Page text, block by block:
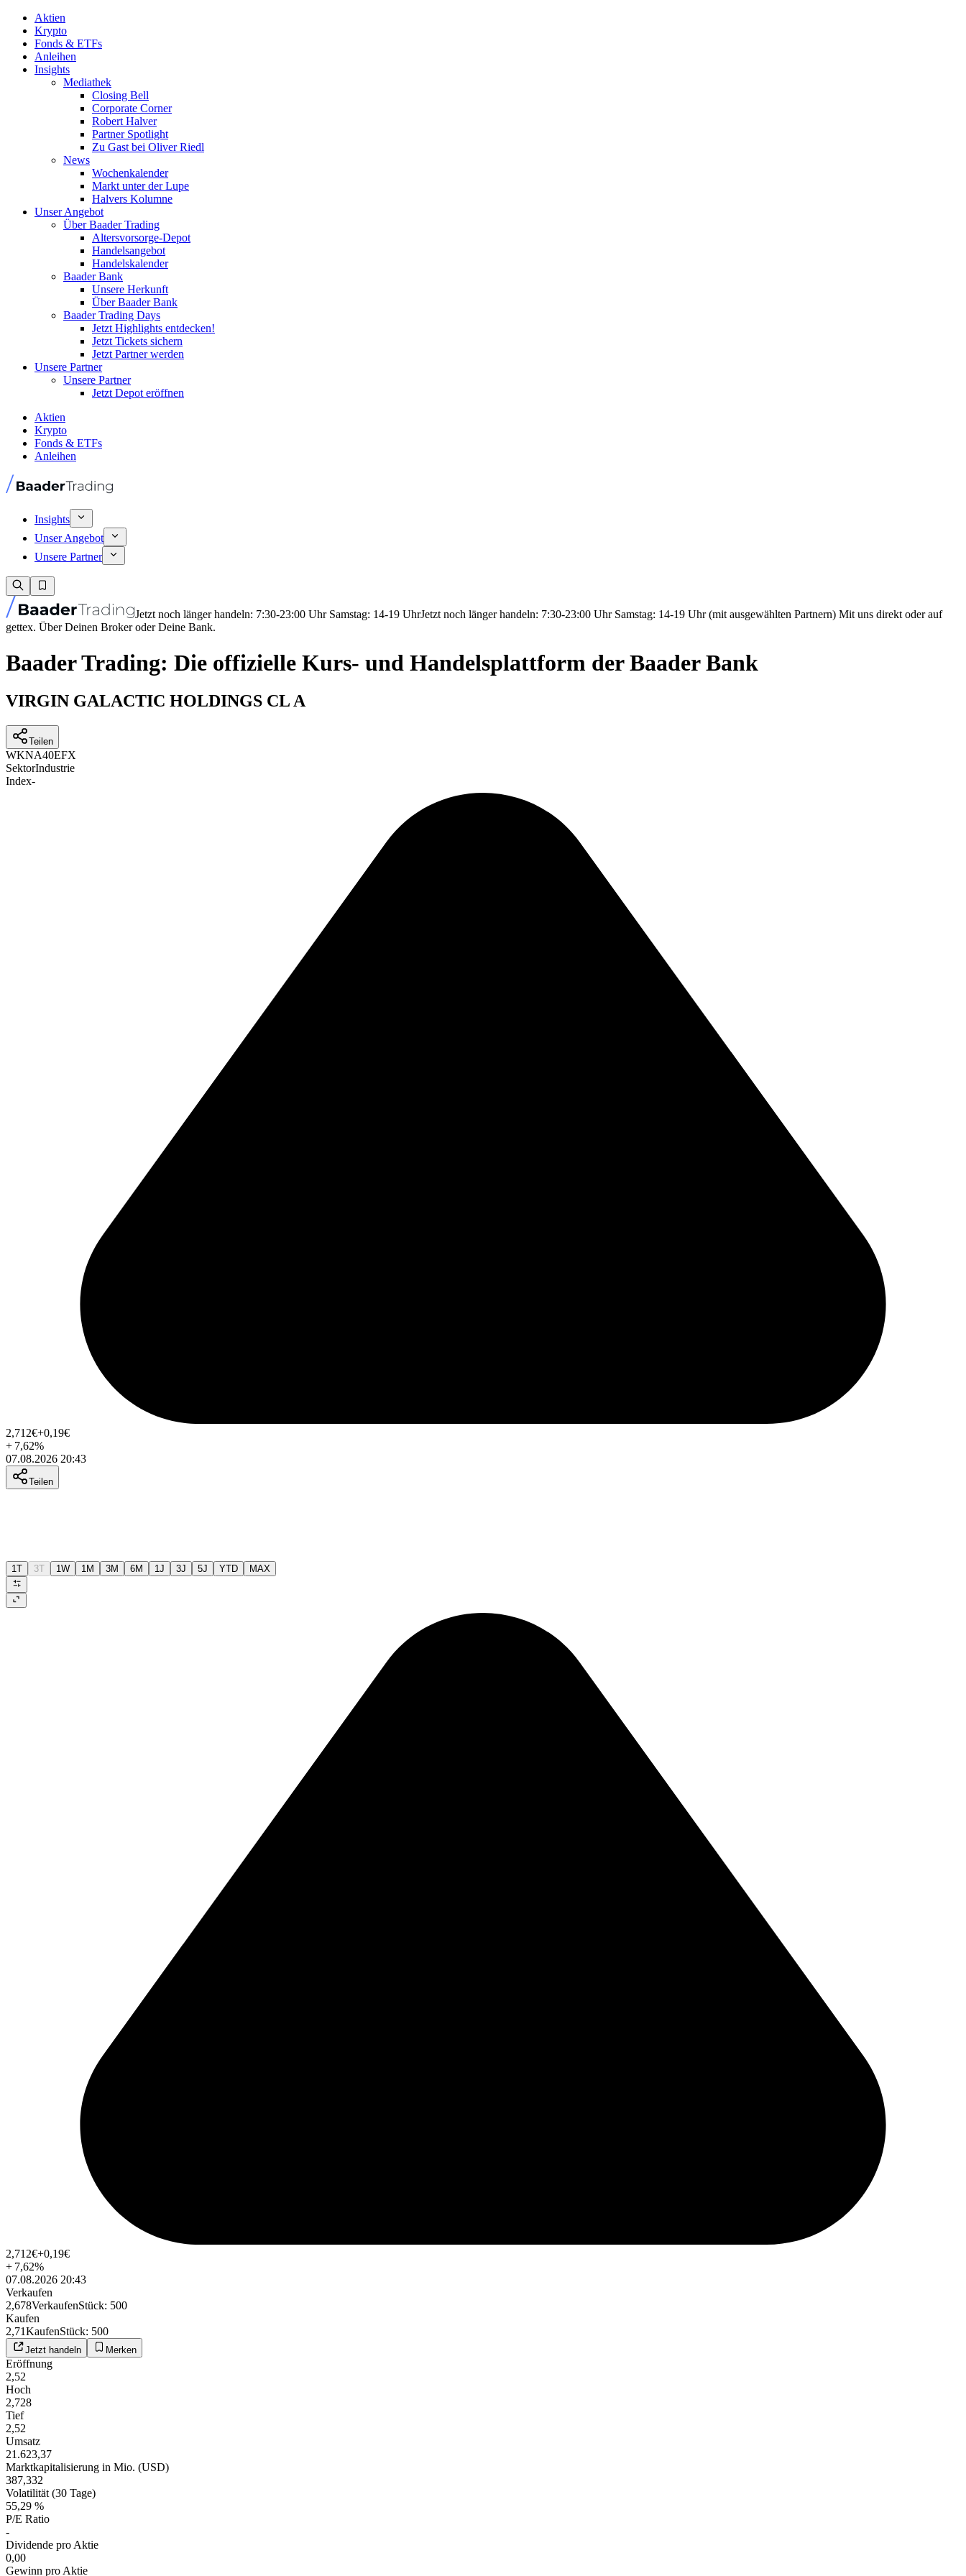
Aktien
Krypto
Fonds & ETFs
Anleihen
Insights
Mediathek
Closing Bell
Corporate Corner
Robert Halver
Partner Spotlight
Zu Gast bei Oliver Riedl
News
Wochenkalender
Markt unter der Lupe
Halvers Kolumne
Unser Angebot
Über Baader Trading
Altersvorsorge-Depot
Handelsangebot
Handelskalender
Baader Bank
Unsere Herkunft
Über Baader Bank
Baader Trading Days
Jetzt Highlights entdecken!
Jetzt Tickets sichern
Jetzt Partner werden
Unsere Partner
Unsere Partner
Jetzt Depot eröffnen
Aktien
Krypto
Fonds & ETFs
Anleihen
Insights
Unser Angebot
Unsere Partner
Jetzt noch länger handeln: 7:30-23:00 Uhr Samstag: 14-19 UhrJetzt noch länger handeln: 7:30-23:00 Uhr Samstag: 14-19 Uhr (mit ausgewählten Partnern) Mit uns direkt oder auf
gettex. Über Deinen Broker oder Deine Bank.
Baader Trading: Die offizielle Kurs- und Handelsplattform der Baader Bank
VIRGIN GALACTIC HOLDINGS CL A
Teilen
WKNA40EFX
SektorIndustrie
Index-
2,712€+0,19€
+ 7,62%
07.08.2026 20:43
Teilen
1T 3T 1W 1M 3M 6M 1J 3J 5J YTD MAX
2,712€+0,19€
+ 7,62%
07.08.2026 20:43
Verkaufen
2,678VerkaufenStück: 500
Kaufen
2,71KaufenStück: 500
Jetzt handeln Merken
Eröffnung
2,52
Hoch
2,728
Tief
2,52
Umsatz
21.623,37
Marktkapitalisierung in Mio. (USD)
387,332
Volatilität (30 Tage)
55,29 %
P/E Ratio
-
Dividende pro Aktie
0,00
Gewinn pro Aktie